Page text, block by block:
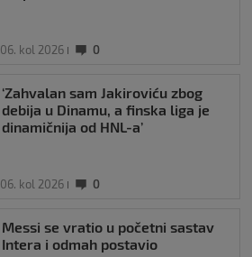
06. kol 2026 0
‘Zahvalan sam Jakiroviću zbog
debija u Dinamu, a finska liga je
dinamičnija od HNL-a’
06. kol 2026 0
Messi se vratio u početni sastav
Intera i odmah postavio